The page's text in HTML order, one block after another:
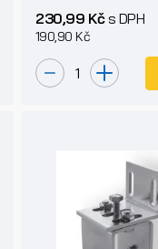
230,99 Kčs DPH
190,90 Kč